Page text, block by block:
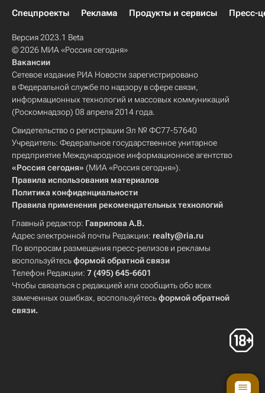
Спецпроекты
Реклама Продукты и сервисы Пресс-
Версия 2023.1 Beta
© 2026 МИА «Россия сегодня»
Вакансии
Сетевое издание РИА Новости зарегистрировано
в Федеральной службе по надзору в сфере связи,
информационных технологий и массовых коммуникаций
(Роскомнадзор) 08 апреля 2014 года.
Свидетельство о регистрации Эл № ФС77-57640
Учредитель: Федеральное государственное унитарное
предприятие Международное информационное агентство
«Россия сегодня» (МИА «Россия сегодня»).
Правила использования материалов
Политика конфиденциальности
Правила применения рекомендательных технологий
Главный редактор: Гаврилова А.В.
Адрес электронной почты Редакции: realty@ria.ru
По вопросам размещения пресс-релизов и рекламы
воспользуйтесьформой обратной связи
Телефон Редакции: 7 (495) 645-6601
Чтобы связаться с редакцией или сообщить обо всех
замеченных ошибках, воспользуйтесьформой обратной
связи.